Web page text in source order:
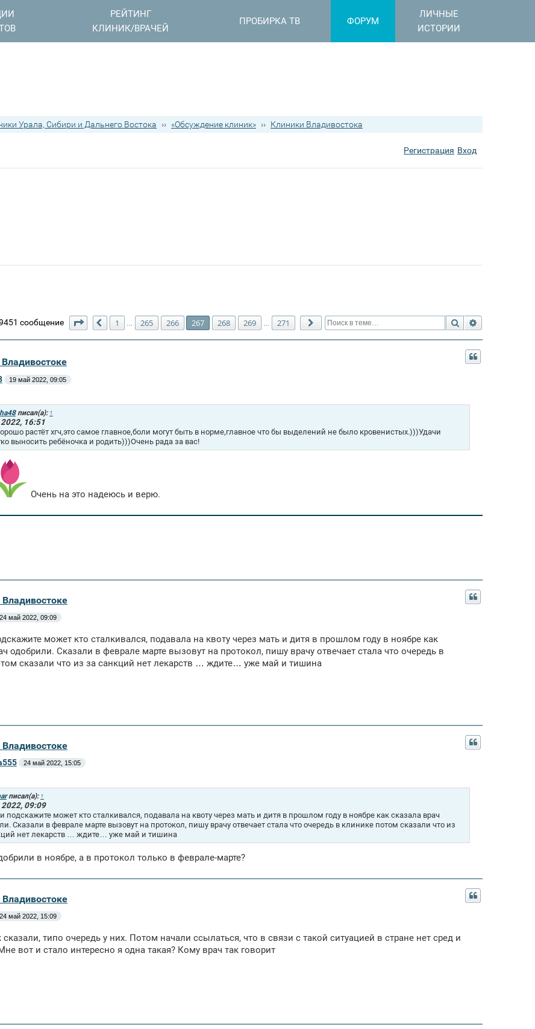
РЕЙТИНГ
КЛИНИК/ВРАЧЕЙ
ПРОБИРКА ТВ ФОРУМ
ЛИЧНЫЕ
ИСТОРИИ
Урала, Сибири и Дальнего Востока ›› «Обсуждение клиник» ›› Клиники Владивостока
Регистрация Вход
Поиск
сообщение Страница 267 из271
Пред.
1 … 265 266 267 268 269 … 271 След.
19 май 2022, 09:05
писал(а): ↑
16:51
растёт хгч,это самое главное,боли могут быть в норме,главное что бы выделений не было кровенистых.)))Удачи
выносить ребёночка и родить)))Очень рада за вас!
Очень на это надеюсь и верю.
24 май 2022, 09:09
может кто сталкивался, подавала на квоту через мать и дитя в прошлом году в ноябре как
одобрили. Сказали в феврале марте вызовут на протокол, пишу врачу отвечает стала что очередь в
сказали что из за санкций нет лекарств … ждите… уже май и тишина
24 май 2022, 15:05
писал(а): ↑
09:09
подскажите может кто сталкивался, подавала на квоту через мать и дитя в прошлом году в ноябре как сказала врач
Сказали в феврале марте вызовут на протокол, пишу врачу отвечает стала что очередь в клинике потом сказали что из
нет лекарств … ждите… уже май и тишина
в ноябре, а в протокол только в феврале-марте?
24 май 2022, 15:09
типо очередь у них. Потом начали ссылаться, что в связи с такой ситуацией в стране нет сред и
вот и стало интересно я одна такая? Кому врач так говорит